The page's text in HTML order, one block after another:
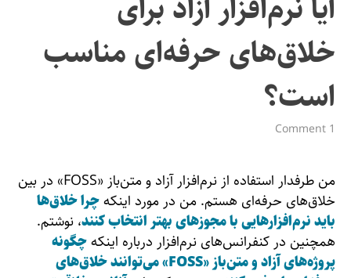
آیا نرم‌افزار آزاد برای
خلاق‌های حرفه‌ای مناسب
است؟
1 Comment
من طرفدار استفاده از نرم‌افزار آزاد و متن‌باز «FOSS» در بین
خلاق‌های حرفه‌ای هستم. من در مورد اینکهچرا خلاق‌ها
باید نرم‌افزارهایی با مجوزهای بهتر انتخاب کنند، نوشتم.
همچنین در کنفرانس‌های نرم‌افزار درباره اینکهچگونه
پروژه‌های آزاد و متن‌باز «FOSS» می‌توانند خلاق‌های